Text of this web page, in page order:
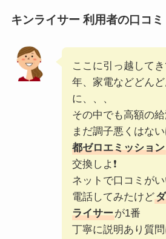
キンライサー 利用者の口コミ
ここに引っ越して
年、家電などどん
に、、、
その中でも高額の給
まだ調子悪くはな
都ゼロエミッション
交換しよ❗️
ネットで口コミが
電話してみたけど
ライサーが1番
丁寧に説明あり質問